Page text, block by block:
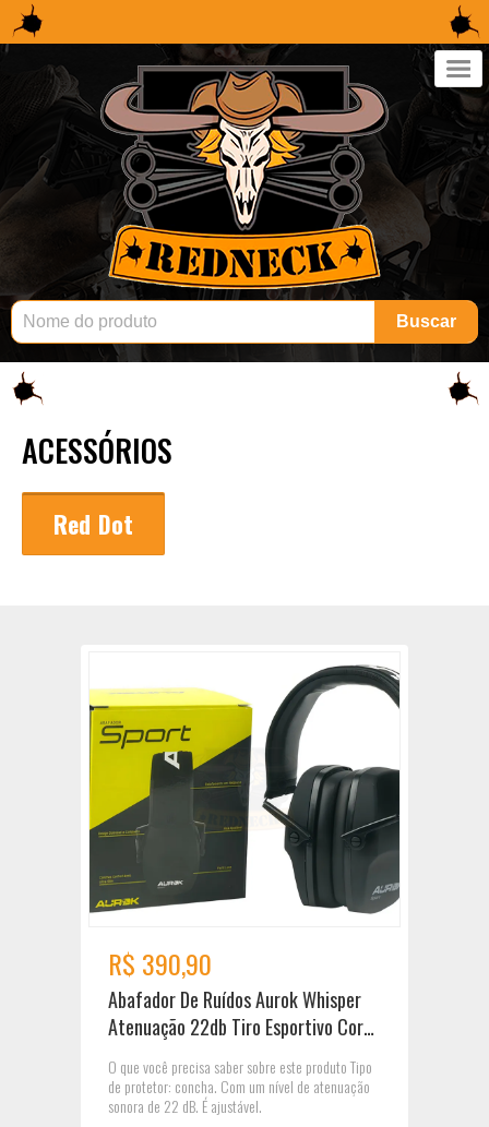
×
Buscar
ACESSÓRIOS
Red Dot
R$ 390,90
Abafador De Ruídos Aurok Whisper
Atenuação 22db Tiro Esportivo Cor
O que você precisa saber sobre este produto Tipo
de protetor: concha. Com um nível de atenuação
sonora de 22 dB. É ajustável.